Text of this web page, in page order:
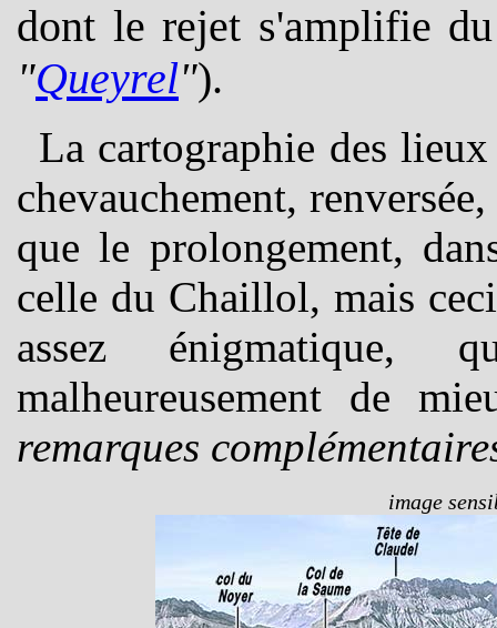
dont le rejet s'amplifie
"Queyrel").
La cartographie des
chevauchement,
que le prolongement,
celle du Chaillol, mais
assez énigmatique,
malheureusement de
remarques
image